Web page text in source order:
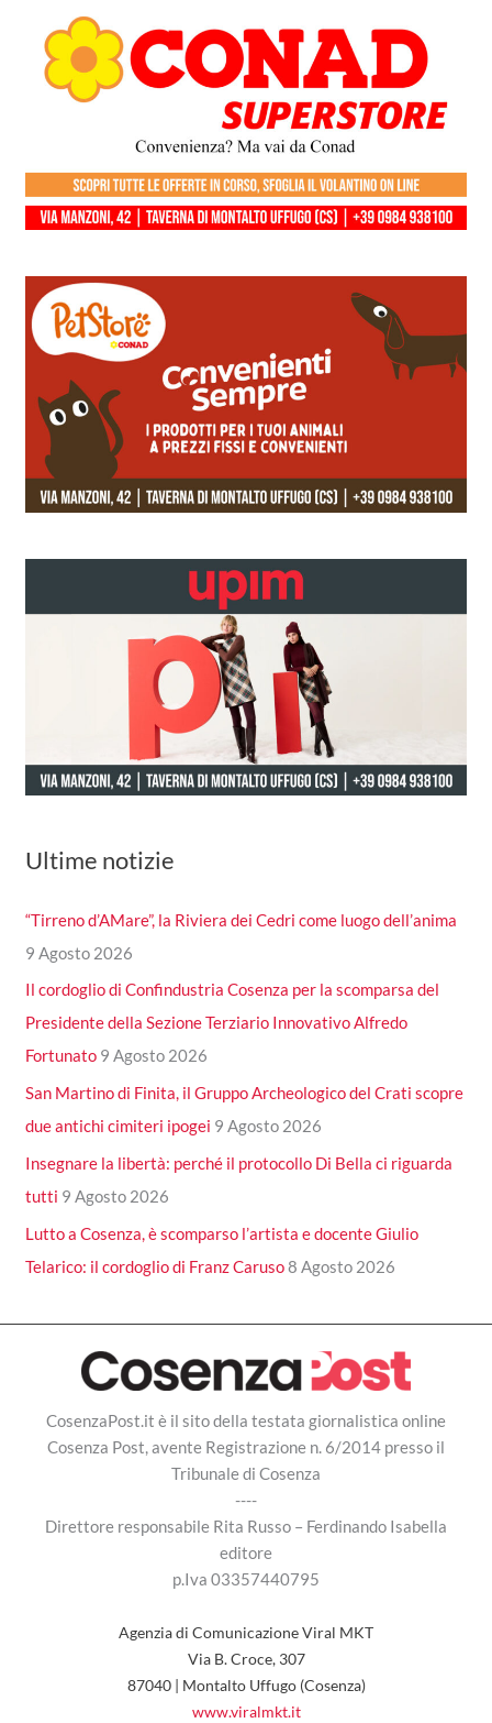
Ultime notizie
“Tirreno d’AMare”, la Riviera dei Cedri come luogo dell’anima
9 Agosto 2026
Il cordoglio di Confindustria Cosenza per la scomparsa del
Presidente della Sezione Terziario Innovativo Alfredo
Fortunato 9 Agosto 2026
San Martino di Finita, il Gruppo Archeologico del Crati scopre
due antichi cimiteri ipogei 9 Agosto 2026
Insegnare la libertà: perché il protocollo Di Bella ci riguarda
tutti 9 Agosto 2026
Lutto a Cosenza, è scomparso l’artista e docente Giulio
Telarico: il cordoglio di Franz Caruso8 Agosto 2026
CosenzaPost.it è il sito della testata giornalistica online
Cosenza Post, avente Registrazione n. 6/2014 presso il
Tribunale di Cosenza
----
Direttore responsabile Rita Russo – Ferdinando Isabella
editore
p.Iva 03357440795
Agenzia di Comunicazione Viral MKT
Via B. Croce, 307
87040 | Montalto Uffugo (Cosenza)
www.viralmkt.it